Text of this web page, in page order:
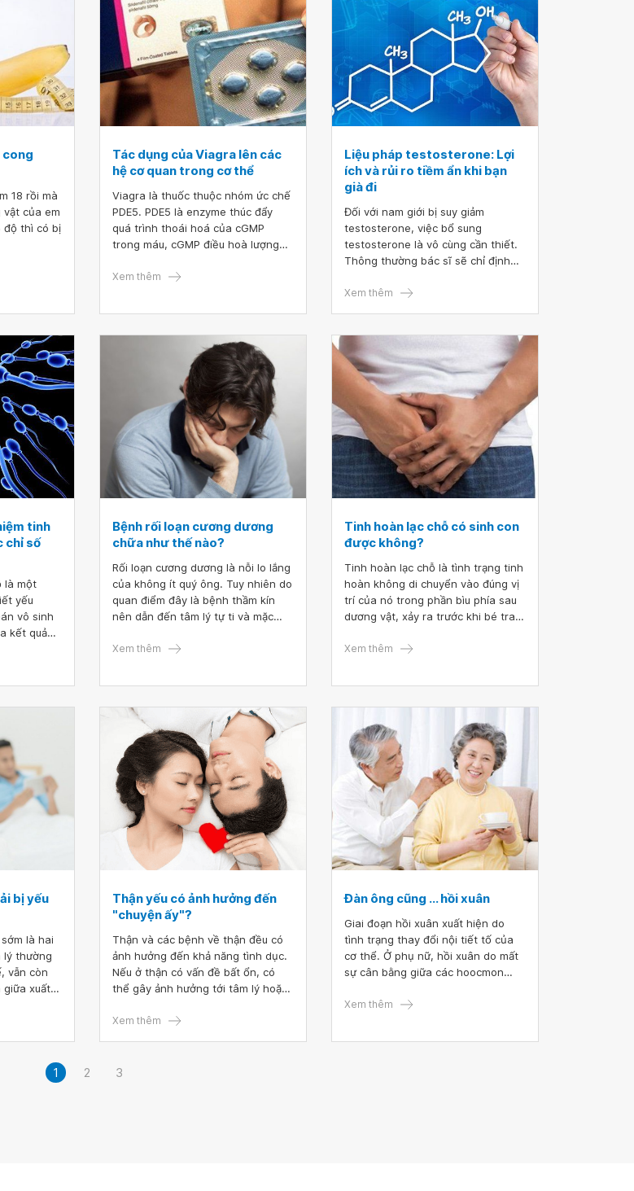
cong
18 rồi mà
vật của em
độ thì có bị
Tác dụng của Viagra lên các
hệ cơ quan trong cơ thể
Viagra là thuốc thuộc nhóm ức chế
PDE5. PDE5 là enzyme thúc đẩy
quá trình thoái hoá của cGMP
trong máu, cGMP điều hoà lượng
cGMP gây khó khăn cho nam giới
Xem thêm
Liệu pháp testosterone: Lợi
ích và rủi ro tiềm ẩn khi bạn
già đi
Đối với nam giới bị suy giảm
testosterone, việc bổ sung
testosterone là vô cùng cần thiết.
Thông thường bác sĩ sẽ chỉ định
cho nam giới. Ngoài lợi ích bổ sung
Xem thêm
tinh
chỉ số
là một
yếu
vô sinh
kết quả
có
Bệnh rối loạn cương dương
chữa như thế nào?
Rối loạn cương dương là nỗi lo lắng
của không ít quý ông. Tuy nhiên do
quan điểm đây là bệnh thầm kín
nên dẫn đến tâm lý tự ti và mặc
chữa bệnh tại cơ sở y tế. Vậy bệnh
Xem thêm
Tinh hoàn lạc chỗ có sinh con
được không?
Tinh hoàn lạc chỗ là tình trạng tinh
hoàn không di chuyển vào đúng vị
trí của nó trong phần bìu phía sau
dương vật, xảy ra trước khi bé trai
ảnh hưởng đến khả năng sinh sản
Xem thêm
bị yếu
là hai
lý thường
vẫn còn
giữa xuất
ngày
Thận yếu có ảnh hưởng đến
"chuyện ấy"?
Thận và các bệnh về thận đều có
ảnh hưởng đến khả năng tình dục.
Nếu ở thận có vấn đề bất ổn, có
thể gây ảnh hưởng tới tâm lý hoặc
sinh lý của mỗi người.
Xem thêm
Đàn ông cũng ... hồi xuân
Giai đoạn hồi xuân xuất hiện do
tình trạng thay đổi nội tiết tố của
cơ thể. Ở phụ nữ, hồi xuân do mất
sự cân bằng giữa các hoocmon
giúp tinh thần phấn chấn, yêu đời
Xem thêm
1 2 3